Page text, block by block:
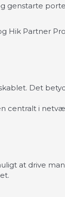
genstarte
Hik Partner
Det
centralt i
at drive